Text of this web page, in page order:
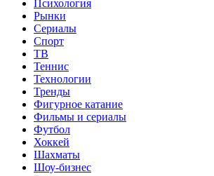
Психология
Рынки
Сериалы
Спорт
ТВ
Теннис
Технологии
Тренды
Фигурное катание
Фильмы и сериалы
Футбол
Хоккей
Шахматы
Шоу-бизнес